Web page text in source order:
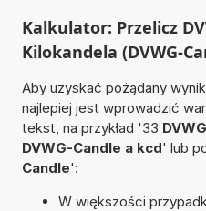
Kalkulator: Przelicz
Kilokandela (DVWG-
Aby uzyskać pożądany
najlepiej jest wprowadzić
tekst, na przykład '33
DVWG-Candle a kcd' lub
Candle':
W większości